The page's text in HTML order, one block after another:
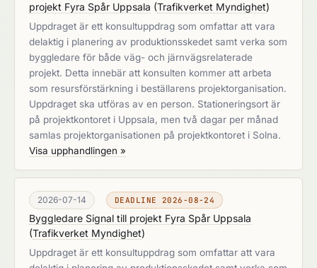
projekt Fyra Spår Uppsala (Trafikverket Myndighet)
Uppdraget är ett konsultuppdrag som omfattar att vara
delaktig i planering av produktionsskedet samt verka som
byggledare för både väg- och järnvägsrelaterade
projekt. Detta innebär att konsulten kommer att arbeta
som resursförstärkning i beställarens projektorganisation.
Uppdraget ska utföras av en person. Stationeringsort är
på projektkontoret i Uppsala, men två dagar per månad
samlas projektorganisationen på projektkontoret i Solna.
Visa upphandlingen »
2026-07-14 DEADLINE 2026-08-24
Byggledare Signal till projekt Fyra Spår Uppsala
(Trafikverket Myndighet)
Uppdraget är ett konsultuppdrag som omfattar att vara